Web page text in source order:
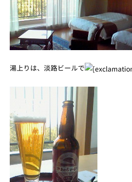
湯上りは、淡路ビールで